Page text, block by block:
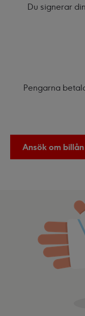
Du signerar
Pengarna
Ansök om billån